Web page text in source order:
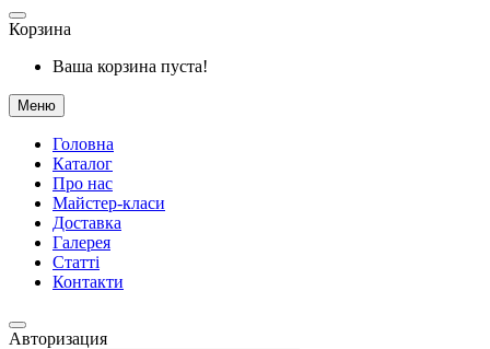
Корзина
Ваша корзина пуста!
Меню
Головна
Каталог
Про нас
Майстер-класи
Доставка
Галерея
Статтi
Контакти
Авторизация